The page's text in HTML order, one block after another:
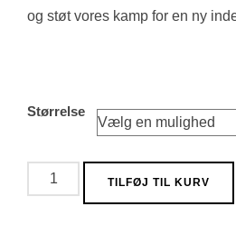
og støt vores kamp for en ny
Størrelse
Banestykke
antal
TILFØJ TIL KURV